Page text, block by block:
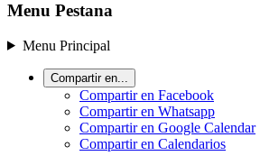
Menu Pestana
Menu Principal
Compartir en...
Compartir en Facebook
Compartir en Whatsapp
Compartir en Google Calendar
Compartir en Calendarios